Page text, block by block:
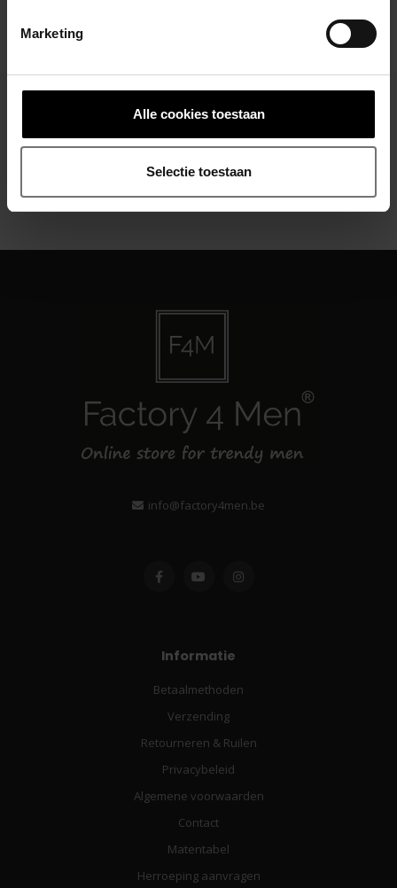
Marketing
Alle cookies toestaan
Selectie toestaan
Abonneer je op onze nieuwsbrief
Blijf op de hoogte over onze laatste acties
info@factory4men.be
Informatie
Betaalmethoden
Verzending
Retourneren & Ruilen
Privacybeleid
Algemene voorwaarden
Contact
Matentabel
Herroeping aanvragen